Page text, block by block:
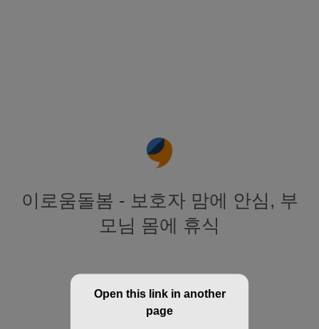
이로움돌봄 - 보호자 맘에 안심, 부
모님 몸에 휴식